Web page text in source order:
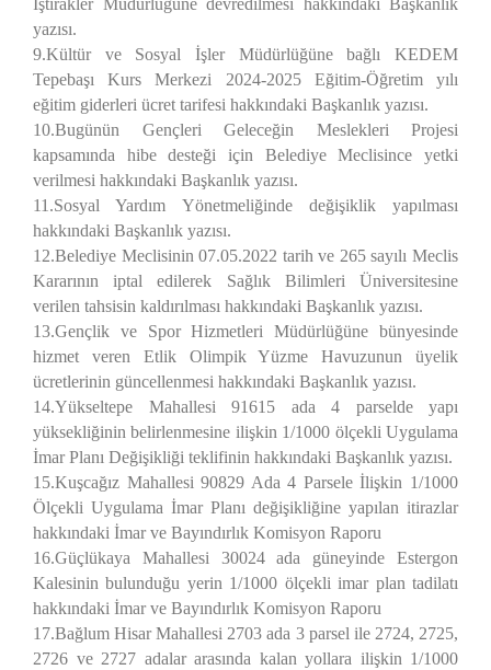
İştirakler Müdürlüğüne devredilmesi hakkındaki Başkanlık
yazısı.
9.Kültür ve Sosyal İşler Müdürlüğüne bağlı KEDEM
Tepebaşı Kurs Merkezi 2024-2025 Eğitim-Öğretim yılı
eğitim giderleri ücret tarifesi hakkındaki Başkanlık yazısı.
10.Bugünün Gençleri Geleceğin Meslekleri Projesi
kapsamında hibe desteği için Belediye Meclisince yetki
verilmesi hakkındaki Başkanlık yazısı.
11.Sosyal Yardım Yönetmeliğinde değişiklik yapılması
hakkındaki Başkanlık yazısı.
12.Belediye Meclisinin 07.05.2022 tarih ve 265 sayılı Meclis
Kararının iptal edilerek Sağlık Bilimleri Üniversitesine
verilen tahsisin kaldırılması hakkındaki Başkanlık yazısı.
13.Gençlik ve Spor Hizmetleri Müdürlüğüne bünyesinde
hizmet veren Etlik Olimpik Yüzme Havuzunun üyelik
ücretlerinin güncellenmesi hakkındaki Başkanlık yazısı.
14.Yükseltepe Mahallesi 91615 ada 4 parselde yapı
yüksekliğinin belirlenmesine ilişkin 1/1000 ölçekli Uygulama
İmar Planı Değişikliği teklifinin hakkındaki Başkanlık yazısı.
15.Kuşcağız Mahallesi 90829 Ada 4 Parsele İlişkin 1/1000
Ölçekli Uygulama İmar Planı değişikliğine yapılan itirazlar
hakkındaki İmar ve Bayındırlık Komisyon Raporu
16.Güçlükaya Mahallesi 30024 ada güneyinde Estergon
Kalesinin bulunduğu yerin 1/1000 ölçekli imar plan tadilatı
hakkındaki İmar ve Bayındırlık Komisyon Raporu
17.Bağlum Hisar Mahallesi 2703 ada 3 parsel ile 2724, 2725,
2726 ve 2727 adalar arasında kalan yollara ilişkin 1/1000